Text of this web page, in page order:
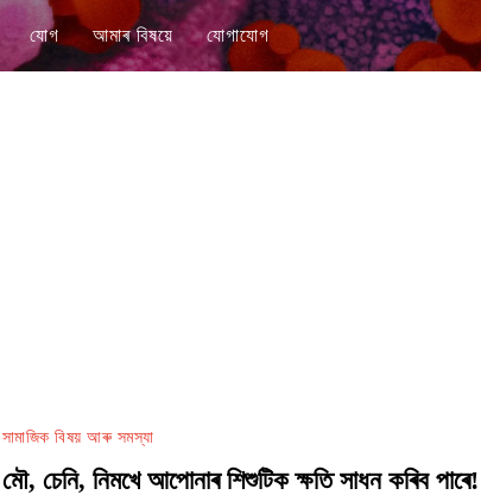
যোগ আমাৰ বিষয়ে যোগাযোগ
সামাজিক বিষয় আৰু সমস্যা
মৌ, চেনি, নিমখে আপোনাৰ শিশুটিক ক্ষতি সাধন কৰিব পাৰে!